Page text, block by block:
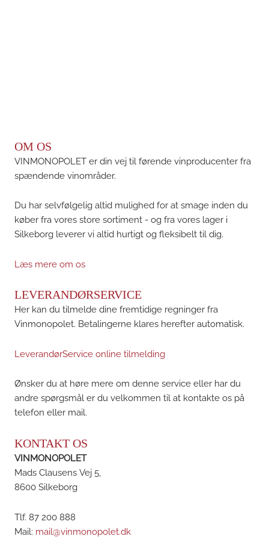
OM OS
VINMONOPOLET er din vej til førende vinproducenter fra
spændende vinområder.
Du har selvfølgelig altid mulighed for at smage inden du
køber fra vores store sortiment - og fra vores lager i
Silkeborg leverer vi altid hurtigt og fleksibelt til dig.
Læs mere om os
LEVERANDØRSERVICE
Her kan du tilmelde dine fremtidige regninger fra
Vinmonopolet. Betalingerne klares herefter automatisk.
LeverandørService online tilmelding
Ønsker du at høre mere om denne service eller har du
andre spørgsmål er du velkommen til at kontakte os på
telefon eller mail.
KONTAKT OS
VINMONOPOLET
Mads Clausens Vej 5,
8600 Silkeborg
Tlf. 87 200 888
Mail: mail@vinmonopolet.dk